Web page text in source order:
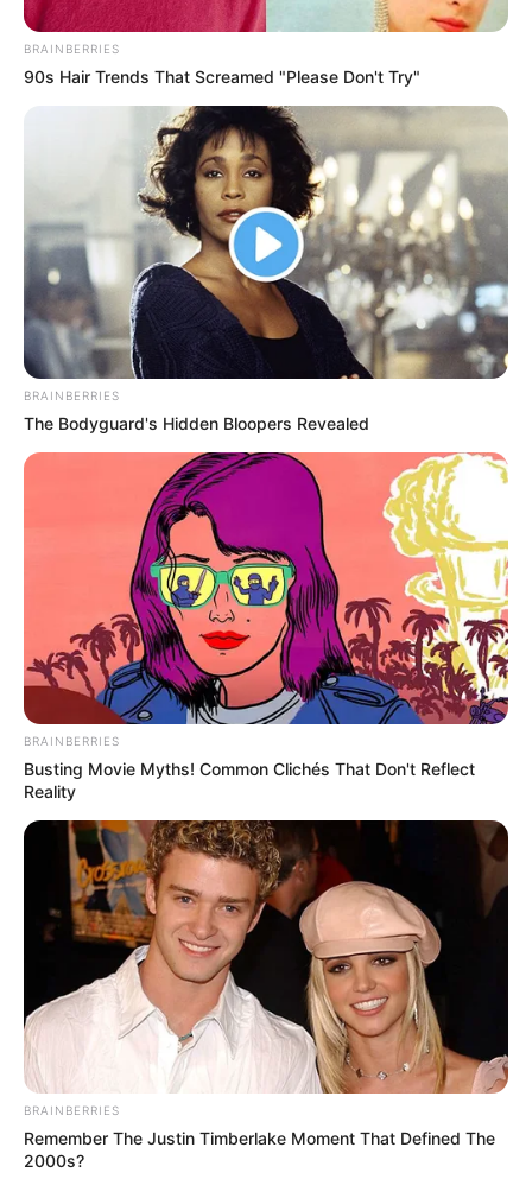
inconformidad frente al
‘Día sin Carro y sin Moto’
voluntario en Ibagué
MÉDICOS
El tolimense que conquistó
Bogotá: la historia del
médico que ayudó a Santa
Fe a romper su sequía
Soldado ibaguereño murió
en emboscada del Clan del
Golfo en Antioquia
CARGAR MÁS
TEMAS DESTACADOS
EMERGENCIAS POR LLUVIAS
FUERTES LLUVIAS
VIA AL LLANO
LIGA BETPLAY
METRO DE MEDELLÍN
CORTES DE LUZ
CORTES DE AGUA
FENÓMENO DEL NIÑO
BRAINBERRIES
90s Hair Trends That Screamed "Please Don't Try"
BRAINBERRIES
The Bodyguard's Hidden Bloopers Revealed
BRAINBERRIES
Busting Movie Myths! Common Clichés That Don't Reflect
Reality
BRAINBERRIES
Remember The Justin Timberlake Moment That Defined The
2000s?